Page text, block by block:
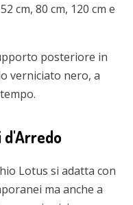
cm, 80 cm, 120 cm e
posteriore in
verniciato nero, a
Lotus si adatta con
ma anche a